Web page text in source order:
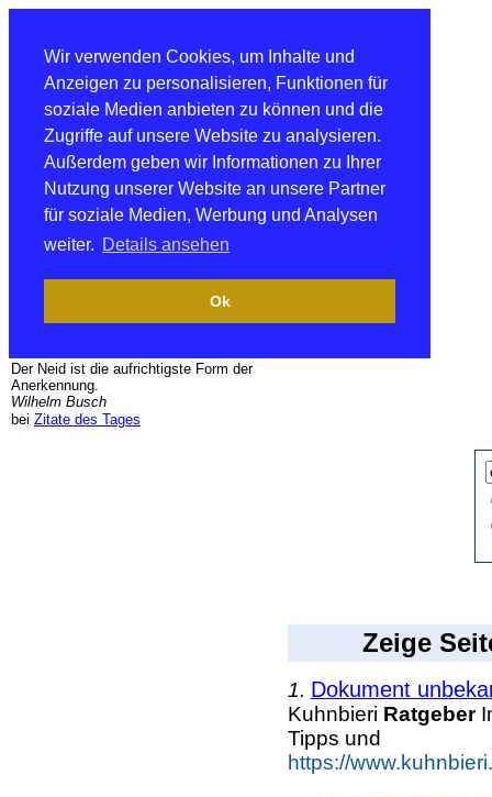
Wir verwenden Cookies, um Inhalte und
Anzeigen zu personalisieren, Funktionen für
soziale Medien anbieten zu können und die
Zugriffe auf unsere Website zu analysieren.
Außerdem geben wir Informationen zu Ihrer
Nutzung unserer Website an unsere Partner
für soziale Medien, Werbung und Analysen
weiter. Details ansehen
Ok
Der Neid ist die aufrichtigste Form der
Anerkennung.
Wilhelm Busch
bei Zitate des Tages
Zeige
1. Dokument
Kuhnbieri Ratgeber
Tipps und
https://